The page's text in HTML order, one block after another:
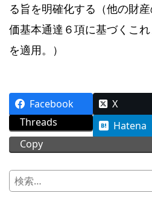
る旨を明確化する（他の財
価基本通達６項に基づくこ
を適用。）
Facebook X
Threads
Hatena
Copy
検
索: